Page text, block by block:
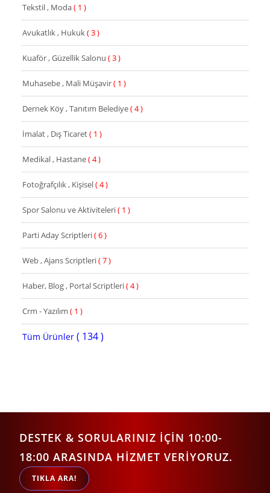
Tekstil , Moda( 1 )
Avukatlık , Hukuk( 3 )
Kuaför , Güzellik Salonu ( 3 )
Muhasebe , Mali Müşavir( 1 )
Dernek Köy , Tanıtım Belediye( 4 )
İmalat , Dış Ticaret( 1 )
Medikal , Hastane( 4 )
Fotoğrafçılık , Kişisel( 4 )
Spor Salonu ve Aktiviteleri( 1 )
Parti Aday Scriptleri( 6 )
Web , Ajans Scriptleri( 7 )
Haber, Blog , Portal Scriptleri( 4 )
Crm - Yazılım ( 1 )
Tüm Ürünler ( 134 )
DESTEK & SORULARINIZ İÇİN 10:00-
18:00 ARASINDA HİZMET VERİYORUZ.
TIKLA ARA!